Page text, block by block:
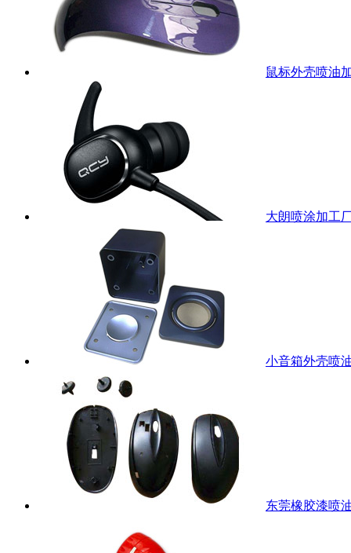
鼠标外壳喷油
大朗喷涂加工
小音箱外壳喷
东莞橡胶漆喷